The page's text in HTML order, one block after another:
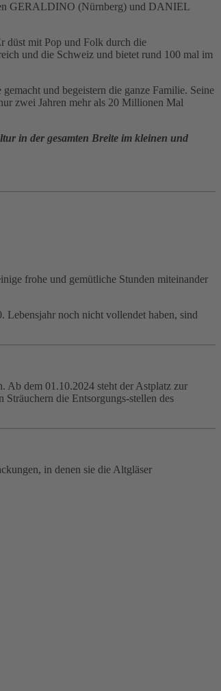
GERALDINO (Nürnberg) und DANIEL
mit Pop und Folk durch die
und die Schweiz und bietet rund 100 mal im
und begeistern die ganze Familie. Seine
zwei Jahren mehr als 20 Millionen Mal
in der gesamten Breite im kleinen und
frohe und gemütliche Stunden miteinander
Lebensjahr noch nicht vollendet haben, sind
Ab dem 01.10.2024 steht der Astplatz zur
die Entsorgungs-stellen des
in denen sie die Altgläser